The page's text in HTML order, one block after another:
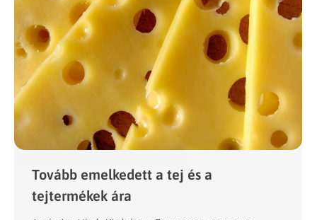
Tovább emelkedett a tej és a
tejtermékek ára